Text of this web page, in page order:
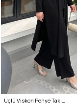
Üçlü Viskon Penye Takım 13205 - SİYAH